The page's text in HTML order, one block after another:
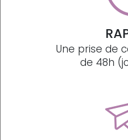
Une prise de
de 48h